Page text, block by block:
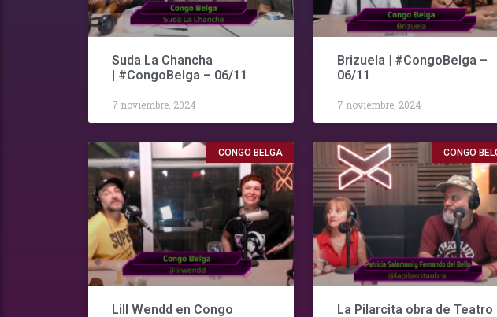
Suda La Chancha
| #CongoBelga – 06/11
7 noviembre, 2024
Brizuela | #CongoBelga –
06/11
7 noviembre, 2024
CONGO BELGA
Lill Wendd en Congo
CONGO
La Pilarcita obra de Teatro